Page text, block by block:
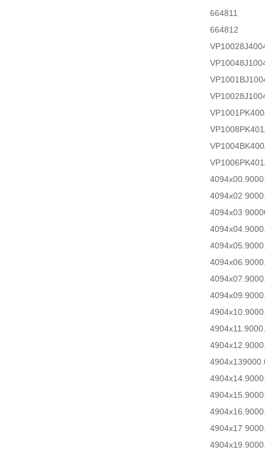
664811
664812
4094x02
4094x03
4904x139000
4904x17